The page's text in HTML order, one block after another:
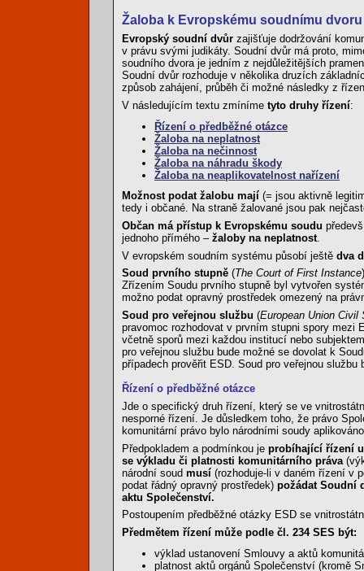
Žaloba k Evropskému soudnímu dvoru
Evropský soudní dvůr zajišťuje dodržování
v právu svými judikáty. Soudní dvůr má proto,
soudního dvora je jedním z nejdůležitějších
Soudní dvůr rozhoduje v několika druzích
způsob zahájení, průběh či možné následky z
V následujícím textu zmíníme tyto druhy řízení:
Řízení o předběžné otázce
Žaloba na neplatnost
Žaloba na nečinnost
Žaloba na náhradu škody
Žaloba na neaplikovatelnost nařízení
Možnost podat žalobu mají (= jsou aktivně
tedy i občané. Na straně žalované jsou pak
Občan má přístup k Evropskému soudu
jednoho přímého – žaloby na neplatnost
V evropském soudním systému působí ještě dva
Soud prvního stupně (The Court of First Instance
Zřízením Soudu prvního stupně byl vytvořen
možno podat opravný prostředek omezený na
Soud pro veřejnou službu (European Union Civil
pravomoc rozhodovat v prvním stupni spory mezi
včetně sporů mezi každou institucí nebo
pro veřejnou službu bude možné se dovolat k
případech prověřit ESD. Soud pro veřejnou
Řízení o předběžné otázce
Jde o specifický druh řízení, který se ve
nesporné řízení. Je důsledkem toho, že právo
komunitární právo bylo národními soudy
Předpokladem a podmínkou je probíhající řízení
se výkladu či platnosti komunitárního práva
národní soud musí (rozhoduje-li v daném řízení v
podat řádný opravný prostředek) požádat Soudní
aktu Společenství.
Postoupením předběžné otázky ESD se
Předmětem řízení může podle čl. 234 SES být:
výklad ustanovení Smlouvy a aktů
platnost aktů orgánů Společenství (kromě